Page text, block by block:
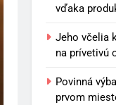
vďaka
Jeho včelia
na prívetivú
Povinná
prvom